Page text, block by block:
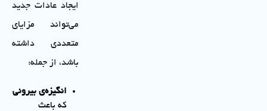
ایجاد عادات جدید
می‌تواند مزایای
متعددی داشته
باشد، از جمله:
انگیزه‌ی بیرونی
که باعث